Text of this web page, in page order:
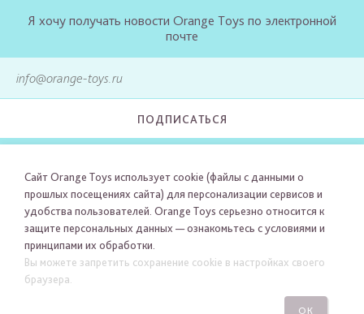
Я хочу получать новости Orange Toys по электронной
почте
ПОДПИСАТЬСЯ
Сайт Orange Toys использует cookie (файлы с данными о
прошлых посещениях сайта) для персонализации сервисов и
удобства пользователей. Orange Toys серьезно относится к
защите персональных данных — ознакомьтесь с условиями и
принципами их обработки.
Вы можете запретить сохранение cookie в настройках своего
браузера.
ОК